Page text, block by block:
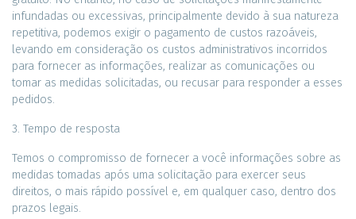
infundadas ou excessivas, principalmente devido à sua natureza
repetitiva, podemos exigir o pagamento de custos razoáveis,
levando em consideração os custos administrativos incorridos
para fornecer as informações, realizar as comunicações ou
tomar as medidas solicitadas, ou recusar para responder a esses
pedidos.
3. Tempo de resposta
Temos o compromisso de fornecer a você informações sobre as
medidas tomadas após uma solicitação para exercer seus
direitos, o mais rápido possível e, em qualquer caso, dentro dos
prazos legais.